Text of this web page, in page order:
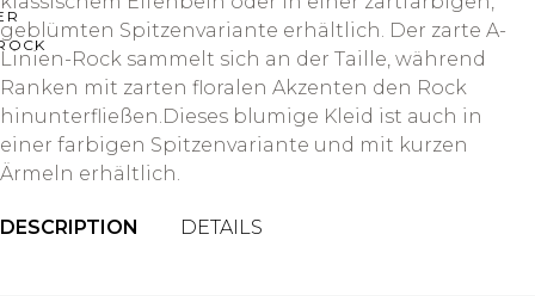
geblümten Spitzenvariante erhältlich. Der zarte A-
Linien-Rock sammelt sich an der Taille, während
Ranken mit zarten floralen Akzenten den Rock
hinunterfließen.Dieses blumige Kleid ist auch in
einer farbigen Spitzenvariante und mit kurzen
Ärmeln erhältlich.
DESCRIPTION DETAILS